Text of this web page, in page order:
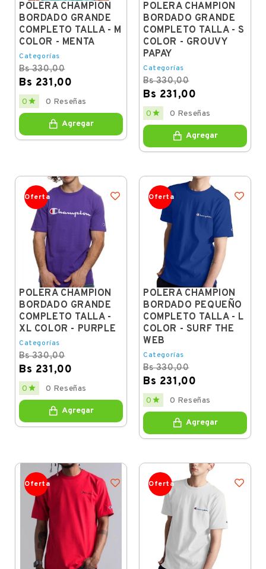
POLERA CHAMPION
BORDADO GRANDE
COMPLETO TALLA - M
COLOR - MENTA
Categorías
Bs 330,00
Bs 231,00
Regular
price
Price
0  0 Reseñas
Agregar
POLERA CHAMPION
BORDADO GRANDE
COMPLETO TALLA - S
COLOR - GROUVY
PAPAY
Categorías
Bs 330,00
Bs 231,00
Regular
price
Price
0  0 Reseñas
Agregar
Oferta
POLERA CHAMPION
BORDADO GRANDE
COMPLETO TALLA -
XL COLOR - PURPLE
Categorías
Bs 330,00
Bs 231,00
Regular
price
Price
0  0 Reseñas
Agregar
Oferta
POLERA CHAMPION
BORDADO PEQUEÑO
COMPLETO TALLA - L
COLOR - SURF THE
WEB
Categorías
Bs 330,00
Bs 231,00
Regular
price
Price
0  0 Reseñas
Agregar
Oferta Oferta